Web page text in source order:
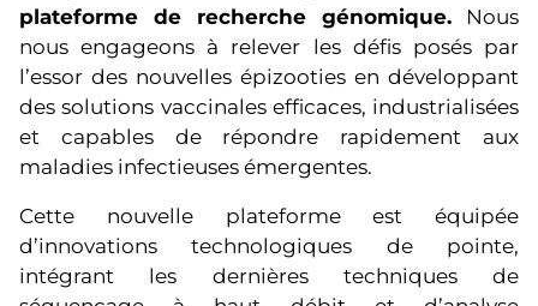
plateforme de recherche génomique. Nous
nous engageons à relever les défis posés par
l’essor des nouvelles épizooties en développant
des solutions vaccinales efficaces, industrialisées
et capables de répondre rapidement aux
maladies infectieuses émergentes.
Cette nouvelle plateforme est équipée
d’innovations technologiques de pointe,
intégrant les dernières techniques de